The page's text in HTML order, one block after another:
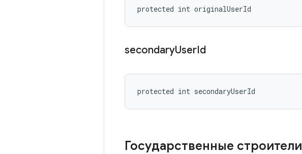
protected int originalUserId
secondaryUserId
protected int secondaryUserId
Государственные строители